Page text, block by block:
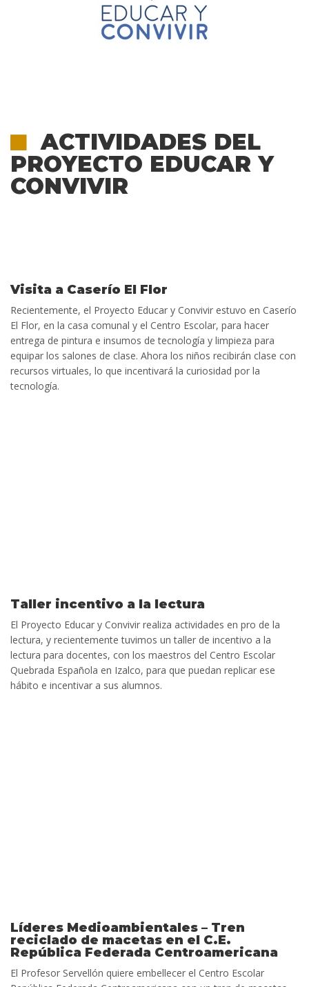
ACTIVIDADES DEL
PROYECTO EDUCAR Y
CONVIVIR
Visita a Caserío El Flor
Recientemente, el Proyecto Educar y Convivir estuvo en Caserío
El Flor, en la casa comunal y el Centro Escolar, para hacer
entrega de pintura e insumos de tecnología y limpieza para
equipar los salones de clase. Ahora los niños recibirán clase con
recursos virtuales, lo que incentivará la curiosidad por la
tecnología.
Taller incentivo a la lectura
El Proyecto Educar y Convivir realiza actividades en pro de la
lectura, y recientemente tuvimos un taller de incentivo a la
lectura para docentes, con los maestros del Centro Escolar
Quebrada Española en Izalco, para que puedan replicar ese
hábito e incentivar a sus alumnos.
Líderes Medioambientales – Tren
reciclado de macetas en el C.E.
República Federada Centroamericana
El Profesor Servellón quiere embellecer el Centro Escolar